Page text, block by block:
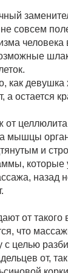
совсем
как девушка
а остается
от
мышцы
и
которые
назад
от такого
что
с целью
от,